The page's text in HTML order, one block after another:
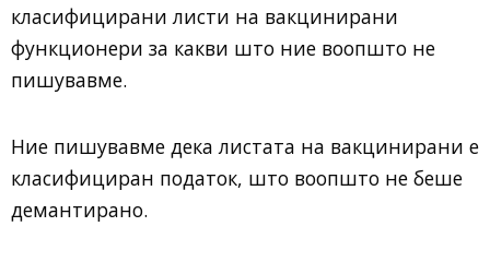
класифицирани листи на вакцинирани
функционери за какви што ние воопшто не
пишувавме.
Ние пишувавме дека листата на вакцинирани е
класифициран податок, што воопшто не беше
демантирано.